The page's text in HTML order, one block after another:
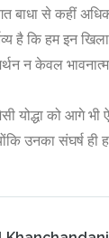
बाधा से कहीं
है कि हम इन
न केवल
योद्धा को आगे
उनका संघर्ष ही